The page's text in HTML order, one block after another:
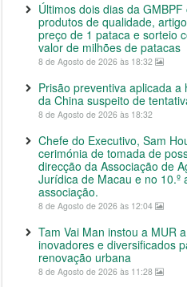
Últimos dois dias da
produtos de qualidade,
preço de 1 pataca e sorteio
valor de milhões de patacas
8 de Agosto de 2026 às 18:32
Prisão preventiva aplicada
da China suspeito de
8 de Agosto de 2026 às 18:32
Chefe do Executivo, Sam
cerimónia de tomada de
direcção da Associação de
Jurídica de Macau e no 10.º
associação.
8 de Agosto de 2026 às 12:04
Tam Vai Man instou a MUR
inovadores e diversificados
renovação urbana
8 de Agosto de 2026 às 11:28